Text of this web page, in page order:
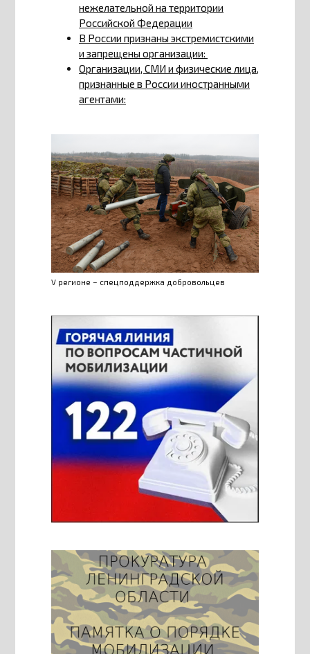
нежелательной на территории
Российской Федерации
В России признаны экстремистскими
и запрещены организации:
Организации, СМИ и физические лица,
признанные в России иностранными
агентами:
V регионе – спецподдержка добровольцев